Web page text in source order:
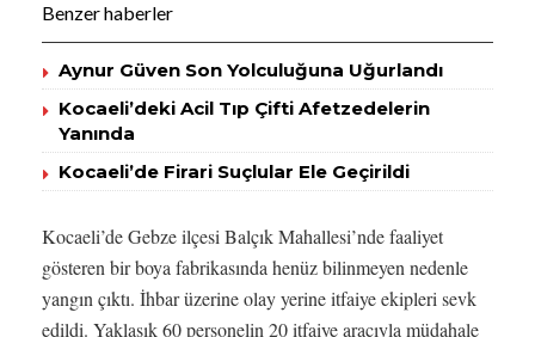
Benzer haberler
Aynur Güven Son Yolculuğuna Uğurlandı
Kocaeli’deki Acil Tıp Çifti Afetzedelerin
Yanında
Kocaeli’de Firari Suçlular Ele Geçirildi
Kocaeli’de Gebze ilçesi Balçık Mahallesi’nde faaliyet
gösteren bir boya fabrikasında henüz bilinmeyen nedenle
yangın çıktı. İhbar üzerine olay yerine itfaiye ekipleri sevk
edildi. Yaklaşık 60 personelin 20 itfaiye aracıyla müdahale